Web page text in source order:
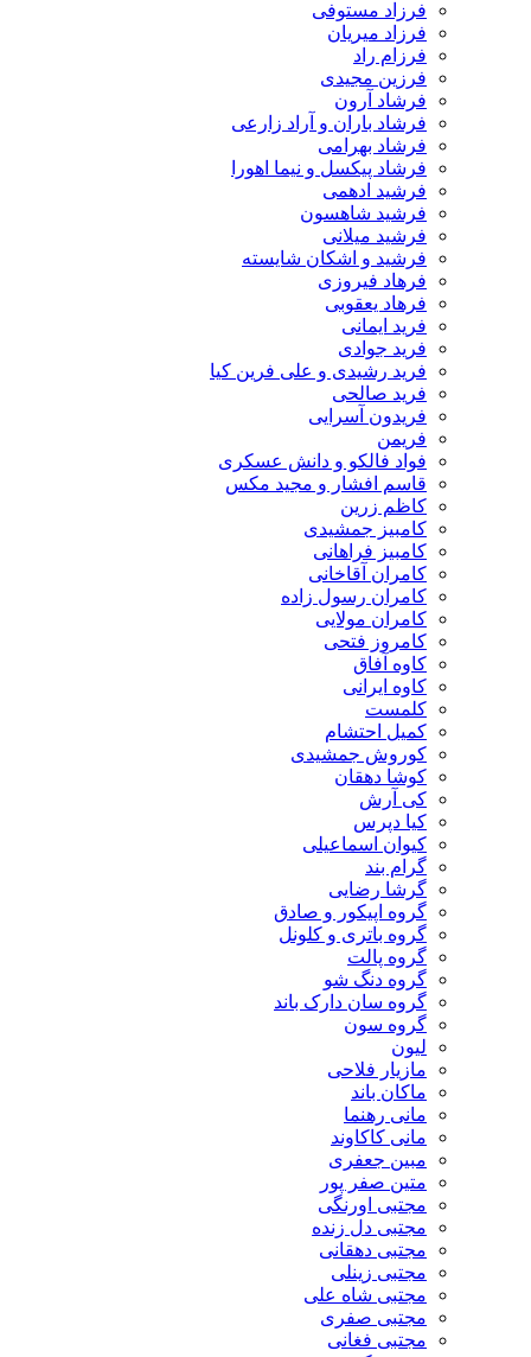
فرزاد مستوفی
فرزاد میریان
فرزام راد
فرزین مجیدی
فرشاد آرون
فرشاد باران و آراد زارعی
فرشاد بهرامی
فرشاد پیکسل و نیما اهورا
فرشید ادهمی
فرشید شاهسون
فرشید میلانی
فرشید و اشکان شایسته
فرهاد فیروزی
فرهاد یعقوبی
فرید ایمانی
فرید جوادی
فرید رشیدی و علی فرین کیا
فرید صالحی
فریدون آسرایی
فریمن
فواد فالکو و دانش عسکری
قاسم افشار و مجید مکس
کاظم زرین
کامبیز جمشیدی
کامبیز فراهانی
کامران آقاخانی
کامران رسول زاده
کامران مولایی
کامروز فتحی
کاوه آفاق
کاوه ایرانی
کلمست
کمیل احتشام
کوروش جمشیدی
کوشا دهقان
کی آرش
کیا دپرس
کیوان اسماعیلی
گرام بند
گرشا رضایی
گروه اپیکور و صادق
گروه باتری و کلونل
گروه پالت
گروه دنگ شو
گروه سان دارک باند
گروه سون
لیون
مازیار فلاحی
ماکان باند
مانی رهنما
مانی کاکاوند
مبین جعفری
متین صفر پور
مجتبی اورنگی
مجتبی دل زنده
مجتبی دهقانی
مجتبی زینلی
مجتبی شاه علی
مجتبی صفری
مجتبی فغانی